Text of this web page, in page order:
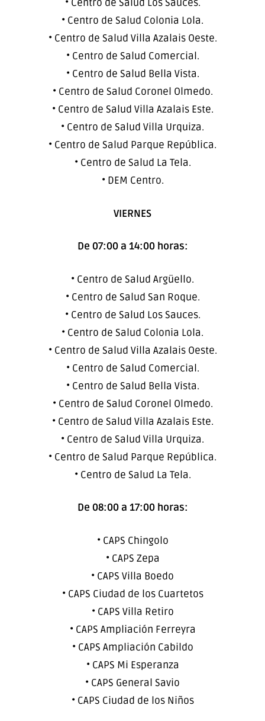
• Centro de Salud Los Sauces.
• Centro de Salud Colonia Lola.
• Centro de Salud Villa Azalais Oeste.
• Centro de Salud Comercial.
• Centro de Salud Bella Vista.
• Centro de Salud Coronel Olmedo.
• Centro de Salud Villa Azalais Este.
• Centro de Salud Villa Urquiza.
• Centro de Salud Parque República.
• Centro de Salud La Tela.
• DEM Centro.
VIERNES
De 07:00 a 14:00 horas:
• Centro de Salud Argüello.
• Centro de Salud San Roque.
• Centro de Salud Los Sauces.
• Centro de Salud Colonia Lola.
• Centro de Salud Villa Azalais Oeste.
• Centro de Salud Comercial.
• Centro de Salud Bella Vista.
• Centro de Salud Coronel Olmedo.
• Centro de Salud Villa Azalais Este.
• Centro de Salud Villa Urquiza.
• Centro de Salud Parque República.
• Centro de Salud La Tela.
De 08:00 a 17:00 horas:
• CAPS Chingolo
• CAPS Zepa
• CAPS Villa Boedo
• CAPS Ciudad de los Cuartetos
• CAPS Villa Retiro
• CAPS Ampliación Ferreyra
• CAPS Ampliación Cabildo
• CAPS Mi Esperanza
• CAPS General Savio
• CAPS Ciudad de los Niños